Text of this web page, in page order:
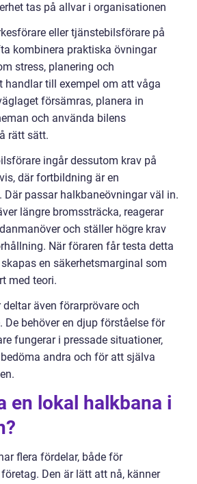
tas på allvar i organisationen
eller tjänstebilsförare på
kombinera praktiska övningar
stress, planering och
handlar till exempel om att våga
försämras, planera in
och använda bilens
rätt sätt.
ingår dessutom krav på
där fortbildning är en
Där passar halkbaneövningar väl in.
längre bromssträcka, reagerar
och ställer högre krav
När föraren får testa detta
en säkerhetsmarginal som
med teori.
deltar även förarprövare och
De behöver en djup förståelse för
fungerar i pressade situationer,
andra och för att själva
en lokal halkbana i
flera fördelar, både för
Den är lätt att nå, känner